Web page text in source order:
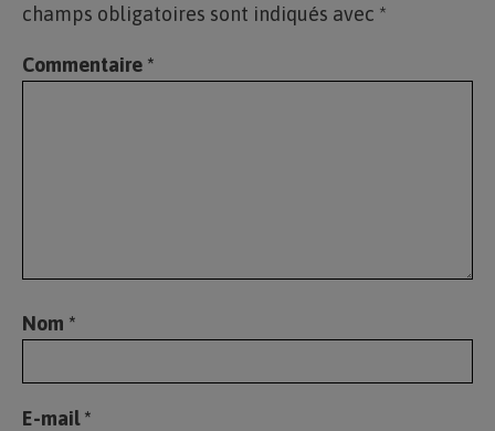
champs obligatoires sont indiqués avec *
Commentaire *
Nom *
E-mail*